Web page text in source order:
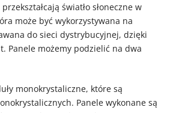
światło słoneczne w
może być wykorzystywana na
do sieci dystrybucyjnej, dzięki
Panele możemy podzielić na dwa
monokrystaliczne, które są
Panele wykonane są